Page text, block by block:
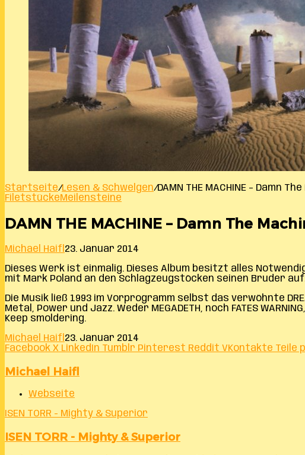
Startseite/Lesen & Schwelgen/DAMN THE MACHINE – Damn
FiletstückeMeilensteine
DAMN THE MACHINE – Damn The
Michael Haifl 23. Januar 2014
Dieses Werk ist einmalig. Dieses Album besitzt alles
mit Mark Poland an den Schlagzeugstöcken seinen Bruder
Die Musik ließ 1993 im Vorprogramm selbst das verwöhnte
Metal, Power und Jazz. Weder MEGADETH, noch FATES
Keep smoldering.
Michael Haifl 23. Januar 2014
Facebook X LinkedIn Tumblr Pinterest Reddit VKontakte Teile
Michael Haifl
Webseite
ISEN TORR - Mighty & Superior
ISEN TORR - Mighty & Superior